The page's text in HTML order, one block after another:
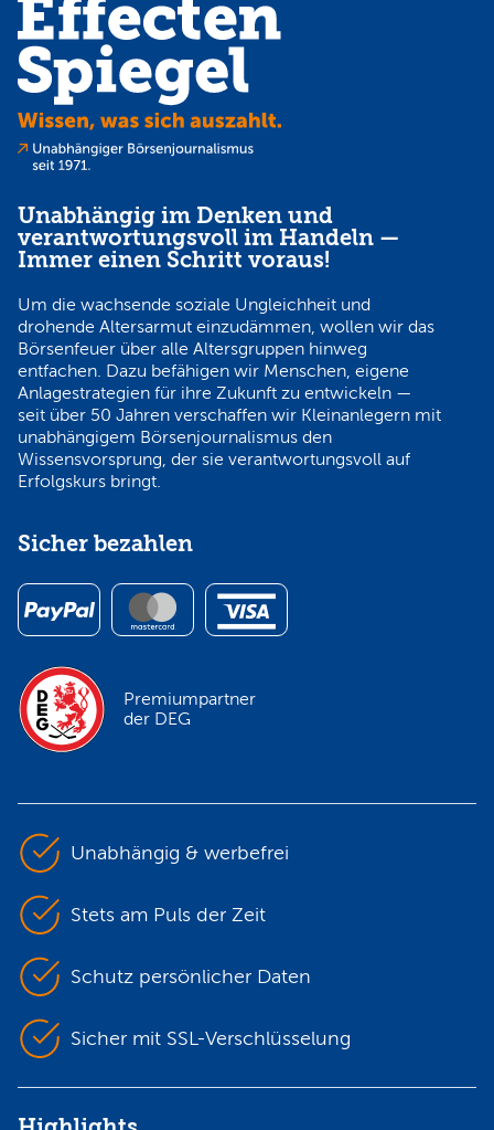
Unabhängig im Denken und
verantwortungsvoll im Handeln —
Immer einen Schritt voraus!
Um die wachsende soziale Ungleichheit und
drohende Altersarmut einzudämmen, wollen wir das
Börsenfeuer über alle Altersgruppen hinweg
entfachen. Dazu befähigen wir Menschen, eigene
Anlagestrategien für ihre Zukunft zu entwickeln —
seit über 50 Jahren verschaffen wir Kleinanlegern mit
unabhängigem Börsenjournalismus den
Wissensvorsprung, der sie verantwortungsvoll auf
Erfolgskurs bringt.
Sicher bezahlen
Premiumpartner
der DEG
Unabhängig & werbefrei
Stets am Puls der Zeit
Schutz persönlicher Daten
Sicher mit SSL-Verschlüsselung